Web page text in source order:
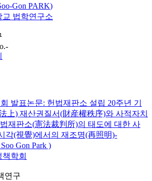
Gon PARK)
교 법학연구소
발표논문: 헌법재판소 설립 20주년 기
上) 재산권질서(財産權秩序)와 사적자치
재판소(憲法裁判所)의 태도에 대한 사
각(視覺)에서의 재조명(再照明)-
Gon Park )
학회
연구